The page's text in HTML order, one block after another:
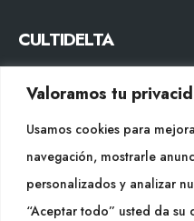
Valoramos tu
Usamos cookies para
navegación, mostrarle
personalizados y analizar
“Aceptar todo” usted da su
CULTIDELTA
MEDITERRANEAN &
CONTACTE
Tel. +34 977053013
info@cultidelta.com